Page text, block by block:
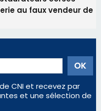
au faux vendeur de
CNI et recevez par
et une sélection de